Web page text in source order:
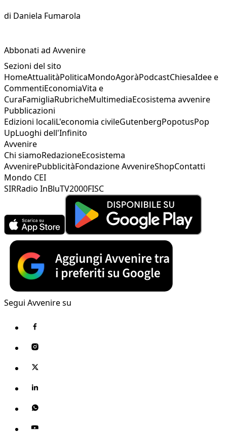
di Daniela Fumarola
Abbonati ad Avvenire
Sezioni del sito
HomeAttualitàPoliticaMondoAgoràPodcastChiesaIdee e
CommentiEconomiaVita e
CuraFamigliaRubricheMultimediaEcosistema avvenire
Pubblicazioni
Edizioni localiL'economia civileGutenbergPopotusPop
UpLuoghi dell'Infinito
Avvenire
Chi siamoRedazioneEcosistema
AvvenirePubblicitàFondazione AvvenireShopContatti
Mondo CEI
SIRRadio InBluTV2000FISC
Segui Avvenire su